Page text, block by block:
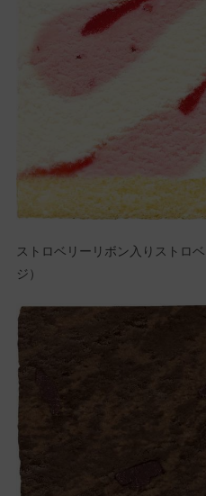
ストロベリーリボン入りストロ
ジ）